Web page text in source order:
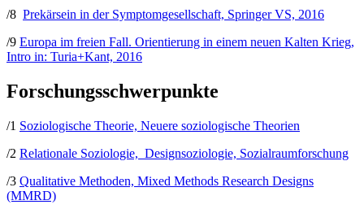
/8 Prekärsein in der Symptomgesellschaft, Springer VS, 2016
/9 Europa im freien Fall. Orientierung in einem neuen Kalten Krieg,
Intro in: Turia+Kant, 2016
Forschungsschwerpunkte
/1 Soziologische Theorie, Neuere soziologische Theorien
/2 Relationale Soziologie, Designsoziologie, Sozialraumforschung
/3 Qualitative Methoden, Mixed Methods Research Designs
(MMRD)